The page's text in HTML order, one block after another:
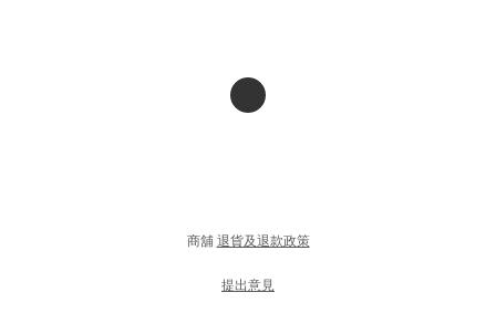
商舖 退貨及退款政策
提出意見